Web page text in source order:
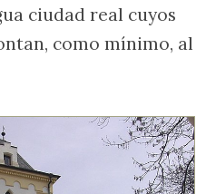
ciudad real cuyos
como mínimo, al